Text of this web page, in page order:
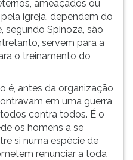
ameaçados ou
igreja, dependem do
segundo Spinoza, são
servem para a
o treinamento do
é, antes da organização
em uma guerra
contra todos. É o
os homens a se
si numa espécie de
renunciar a toda